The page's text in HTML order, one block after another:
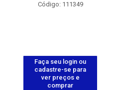
Código: 111349
Faça seu login ou
cadastre-se para
ver preços e
comprar